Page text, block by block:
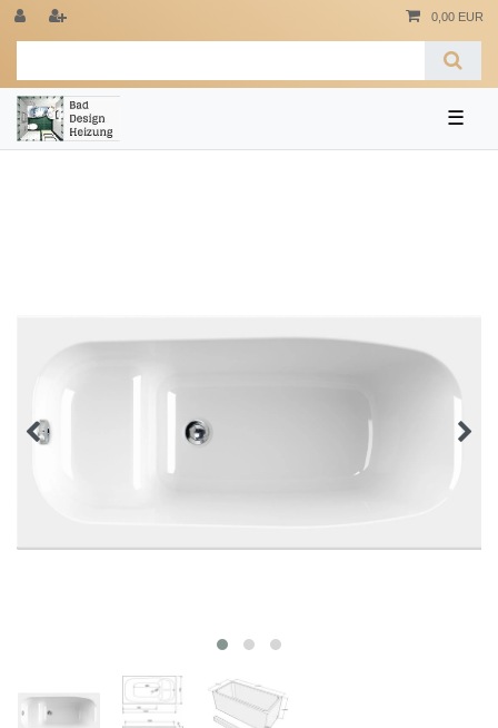
0,00 EUR
☰